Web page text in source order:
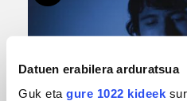
Datuen erabilera arduratsua
Guk eta gure 1022 kideek